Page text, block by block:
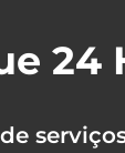
24